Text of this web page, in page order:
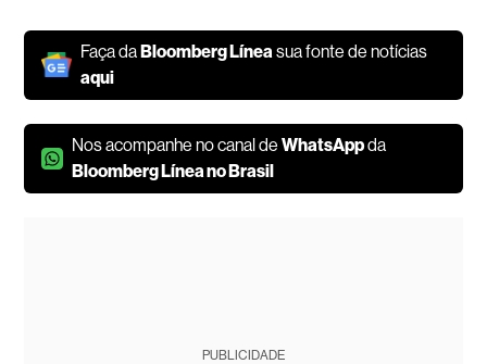
Faça daBloomberg Línea sua fonte de notícias
aqui
Nos acompanhe no canal deWhatsAppda
Bloomberg Línea no Brasil
PUBLICIDADE